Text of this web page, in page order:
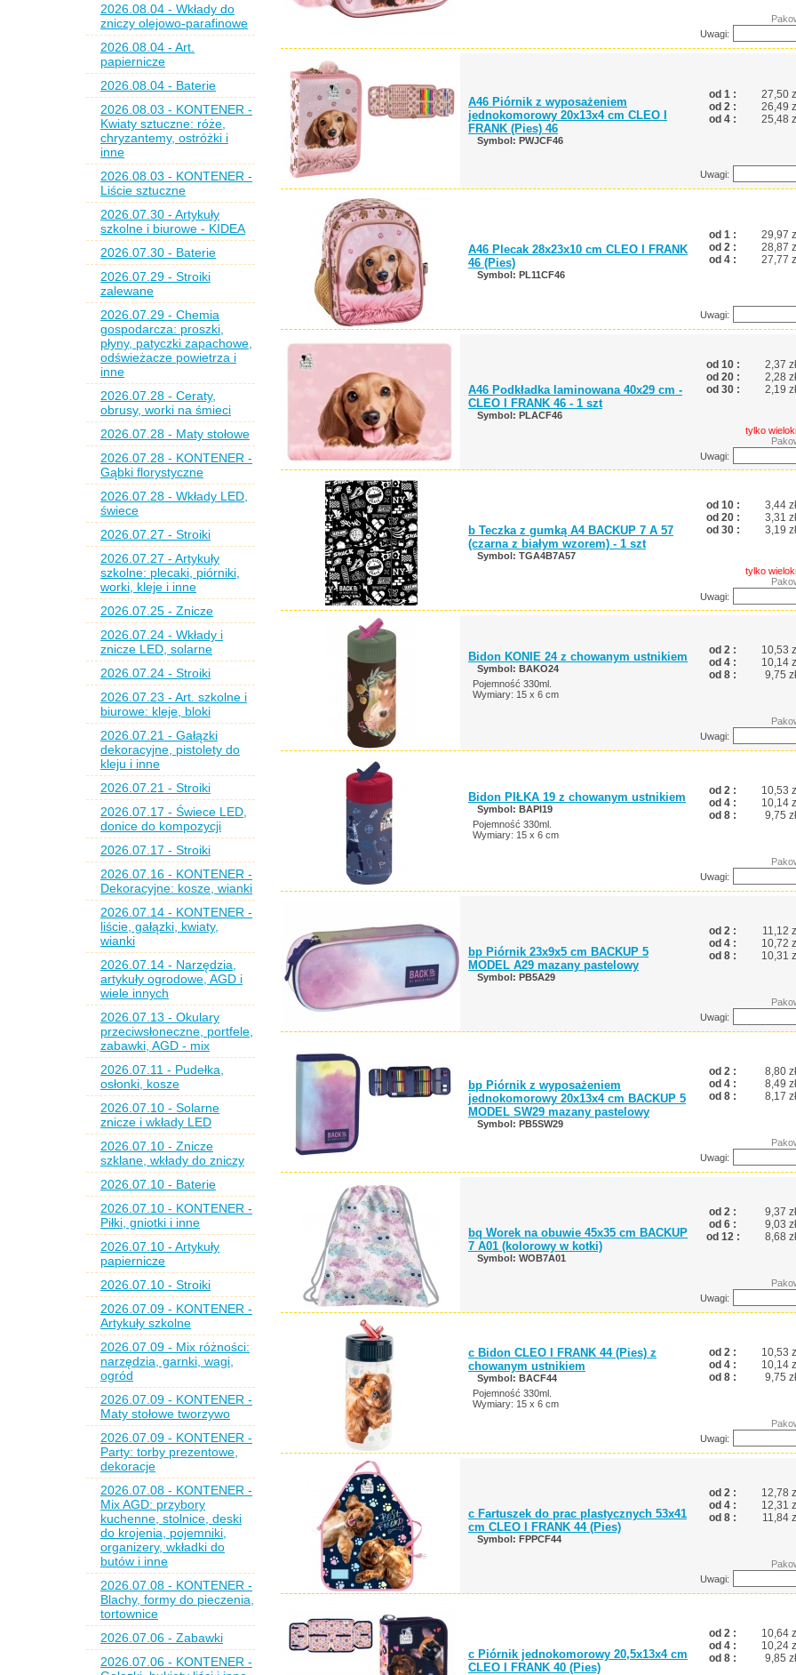
2026.08.04 - Wkłady do
zniczy olejowo-parafinowe
2026.08.04 - Art.
papiernicze
2026.08.04 - Baterie
2026.08.03 - KONTENER -
Kwiaty sztuczne: róże,
chryzantemy, ostróżki i
inne
2026.08.03 - KONTENER -
Liście sztuczne
2026.07.30 - Artykuły
szkolne i biurowe - KIDEA
2026.07.30 - Baterie
2026.07.29 - Stroiki
zalewane
2026.07.29 - Chemia
gospodarcza: proszki,
płyny, patyczki zapachowe,
odświeżacze powietrza i
inne
2026.07.28 - Ceraty,
obrusy, worki na śmieci
2026.07.28 - Maty stołowe
2026.07.28 - KONTENER -
Gąbki florystyczne
2026.07.28 - Wkłady LED,
świece
2026.07.27 - Stroiki
2026.07.27 - Artykuły
szkolne: plecaki, piórniki,
worki, kleje i inne
2026.07.25 - Znicze
2026.07.24 - Wkłady i
znicze LED, solarne
2026.07.24 - Stroiki
2026.07.23 - Art. szkolne i
biurowe: kleje, bloki
2026.07.21 - Gałązki
dekoracyjne, pistolety do
kleju i inne
2026.07.21 - Stroiki
2026.07.17 - Świece LED,
donice do kompozycji
2026.07.17 - Stroiki
2026.07.16 - KONTENER -
Dekoracyjne: kosze, wianki
2026.07.14 - KONTENER -
liście, gałązki, kwiaty,
wianki
2026.07.14 - Narzędzia,
artykuły ogrodowe, AGD i
wiele innych
2026.07.13 - Okulary
przeciwsłoneczne, portfele,
zabawki, AGD - mix
2026.07.11 - Pudełka,
osłonki, kosze
2026.07.10 - Solarne
znicze i wkłady LED
2026.07.10 - Znicze
szklane, wkłady do zniczy
2026.07.10 - Baterie
2026.07.10 - KONTENER -
Piłki, gniotki i inne
2026.07.10 - Artykuły
papiernicze
2026.07.10 - Stroiki
2026.07.09 - KONTENER -
Artykuły szkolne
2026.07.09 - Mix różności:
narzędzia, garnki, wagi,
ogród
2026.07.09 - KONTENER -
Maty stołowe tworzywo
2026.07.09 - KONTENER -
Party: torby prezentowe,
dekoracje
2026.07.08 - KONTENER -
Mix AGD: przybory
kuchenne, stolnice, deski
do krojenia, pojemniki,
organizery, wkładki do
butów i inne
2026.07.08 - KONTENER -
Blachy, formy do pieczenia,
tortownice
2026.07.06 - Zabawki
2026.07.06 - KONTENER -
Uwagi:
A46 Piórnik z wyposażeniem
jednokomorowy 20x13x4 cm CLEO I
FRANK (Pies) 46
Symbol: PWJCF46
od 1 :
27,50
od 2 :
26,49
od 4 :
25,48
Uwagi:
A46 Plecak 28x23x10 cm CLEO I FRANK
46 (Pies)
Symbol: PL11CF46
od 1 :
29,97
od 2 :
28,87
od 4 :
27,77
Uwagi:
A46 Podkładka laminowana 40x29 cm -
CLEO I FRANK 46 - 1 szt
Symbol: PLACF46
od 10 :
2,37 zł
od 20 :
2,28 zł
od 30 :
2,19 zł
tylko
Uwagi:
b Teczka z gumką A4 BACKUP 7 A 57
(czarna z białym wzorem) - 1 szt
Symbol: TGA4B7A57
od 10 :
3,44 zł
od 20 :
3,31 zł
od 30 :
3,19 zł
tylko
Uwagi:
Bidon KONIE 24 z chowanym ustnikiem
Symbol: BAKO24
Pojemność 330ml.
Wymiary: 15 x 6 cm
od 2 :
10,53
od 4 :
10,14
od 8 :
9,75 zł
Uwagi:
Bidon PIŁKA 19 z chowanym ustnikiem
Symbol: BAPI19
Pojemność 330ml.
Wymiary: 15 x 6 cm
od 2 :
10,53
od 4 :
10,14
od 8 :
9,75 zł
Uwagi:
bp Piórnik 23x9x5 cm BACKUP 5
MODEL A29 mazany pastelowy
Symbol: PB5A29
od 2 :
11,12
od 4 :
10,72
od 8 :
10,31
Uwagi:
bp Piórnik z wyposażeniem
jednokomorowy 20x13x4 cm BACKUP 5
MODEL SW29 mazany pastelowy
Symbol: PB5SW29
od 2 :
8,80 zł
od 4 :
8,49 zł
od 8 :
8,17 zł
Uwagi:
bq Worek na obuwie 45x35 cm BACKUP
7 A01 (kolorowy w kotki)
Symbol: WOB7A01
od 2 :
9,37 zł
od 6 :
9,03 zł
od 12 :
8,68 zł
Uwagi:
c Bidon CLEO I FRANK 44 (Pies) z
chowanym ustnikiem
Symbol: BACF44
Pojemność 330ml.
Wymiary: 15 x 6 cm
od 2 :
10,53
od 4 :
10,14
od 8 :
9,75 zł
Uwagi:
c Fartuszek do prac plastycznych 53x41
cm CLEO I FRANK 44 (Pies)
Symbol: FPPCF44
od 2 :
12,78
od 4 :
12,31
od 8 :
11,84
Uwagi:
c Piórnik jednokomorowy 20,5x13x4 cm
CLEO I FRANK 40 (Pies)
od 2 :
10,64
od 4 :
10,24
od 8 :
9,85 zł